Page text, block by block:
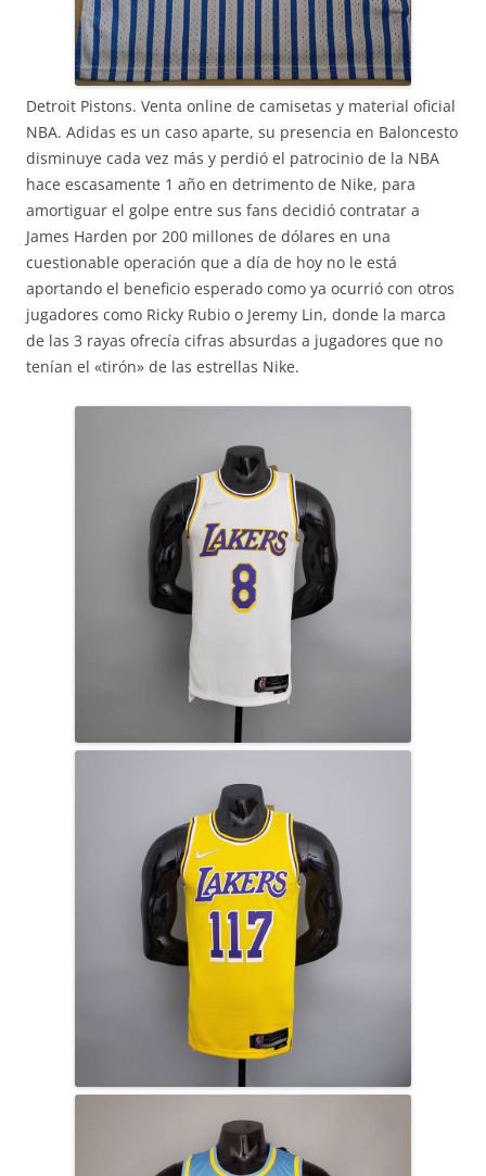
Detroit Pistons. Venta online de camisetas y material oficial
NBA. Adidas es un caso aparte, su presencia en Baloncesto
disminuye cada vez más y perdió el patrocinio de la NBA
hace escasamente 1 año en detrimento de Nike, para
amortiguar el golpe entre sus fans decidió contratar a
James Harden por 200 millones de dólares en una
cuestionable operación que a día de hoy no le está
aportando el beneficio esperado como ya ocurrió con otros
jugadores como Ricky Rubio o Jeremy Lin, donde la marca
de las 3 rayas ofrecía cifras absurdas a jugadores que no
tenían el «tirón» de las estrellas Nike.